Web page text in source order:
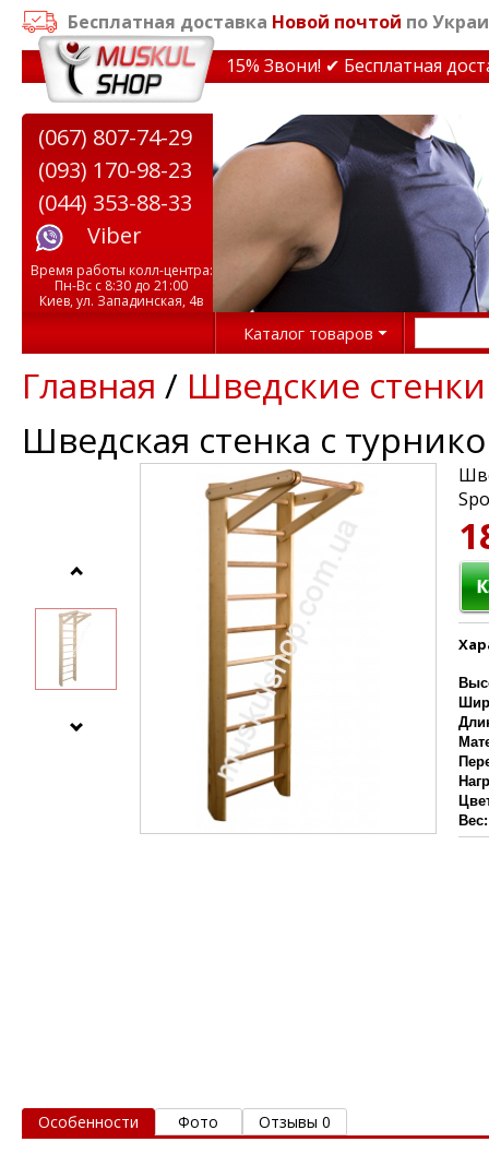
Бесплатная доставка Новой почтой по
на тренажеры до 15% Звони! ✔ Бесплатная
(067) 807-74-29
(093) 170-98-23
(044) 353-88-33
Viber
Время работы колл-центра:
Пн-Вс с 8:30 до 21:00
Киев, ул. Западинская, 4в
Каталог товаров
Главная / Шведские стенки
Шведская стенка с
Особенности Фото Отзывы 0